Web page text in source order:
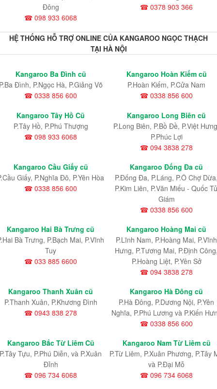
Đông
☎ 098 933 6068
☎ 0378 903 366
HỆ THỐNG HỖ TRỢ ONLINE CỦA KANGAROO NGỌC THẠCH
TẠI HÀ NỘI
Kangaroo Ba Đình cũ
Đình, P.Ngọc Hà, P.Giảng Võ
☎ 0338 856 600
Kangaroo Hoàn Kiếm cũ
P.Hoàn Kiếm, P.Cửa Nam
☎ 0338 856 600
Kangaroo Tây Hồ Cũ
P.Tây Hồ, P.Phú Thượng
☎ 098 933 6068
Kangaroo Long Biên cũ
P.Long Biên, P.Bồ Đề, P.Việt
P.Phúc Lợi
☎ 094 3838 278
Kangaroo Cầu Giấy cũ
Giấy, P.Nghĩa Đô, P.Yên Hòa
☎ 0338 856 600
Kangaroo Đống Đa cũ
P.Đống Đa, P.Láng, P.Ô Chợ
P.Kim Liên, P.Văn Miếu - Quốc
Giám
☎ 0338 856 600
Kangaroo Hai Bà Trưng cũ
Bà Trưng, P.Bạch Mai, P.Vĩnh
Tuy
☎ 033 885 6600
Kangaroo Hoàng Mai cũ
P.Lĩnh Nam, P.Hoàng Mai, P.Vĩnh
Hưng, P.Tương Mai, P.Định
P.Hoàng Liệt, P.Yên Sở
☎ 094 3838 278
Kangaroo Thanh Xuân cũ
P.Thanh Xuân, P.Khương Đình
☎ 0943 838 278
Kangaroo Hà Đông cũ
P.Hà Đông, P.Dương Nội, P.Yên
Nghĩa, P.Phú Lương và P.Kiến
☎ 0338 856 600
Kangaroo Bắc Từ Liêm Cũ
P.Tây Tựu, P.Phú Diễn, và P.Xuân
Đỉnh
☎ 096 734 6068
Kangaroo Nam Từ Liêm cũ
P.Từ Liêm, P.Xuân Phương, P.Tây
và P.Đại Mỗ
☎ 096 734 6068